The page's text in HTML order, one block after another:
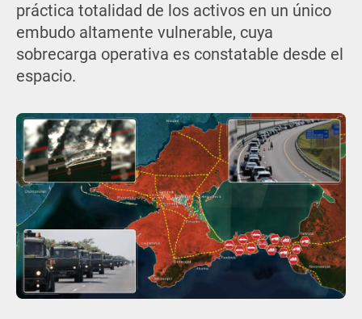
práctica totalidad de los activos en un único
embudo altamente vulnerable, cuya
sobrecarga operativa es constatable desde el
espacio.